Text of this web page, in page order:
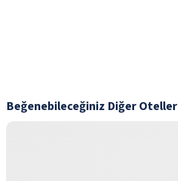
Beğenebileceğiniz Diğer Oteller